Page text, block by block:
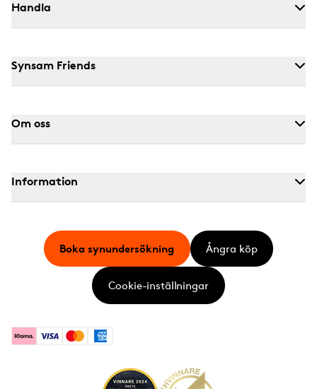
Handla
Synsam Friends
Om oss
Information
KlarnaVisa MastercardAmerican Express
Boka synundersökning Ångra köp
Cookie-inställningar